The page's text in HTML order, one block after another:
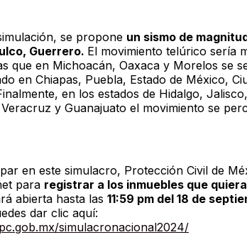
se propone un sismo de
Guerrero. El movimiento telúrico sería
que en Michoacán, Oaxaca y Morelos se
en Chiapas, Puebla, Estado de México,
en los estados de Hidalgo, Jalisco,
y Guanajuato el movimiento se
en este simulacro, Protección Civil de
para registrar a los inmuebles que
abierta hasta las 11:59 pm del 18 de
dar clic aquí:
simulacronacional2024/